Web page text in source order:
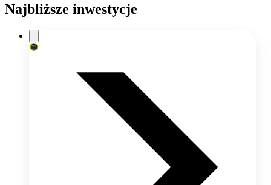
Najbliższe inwestycje